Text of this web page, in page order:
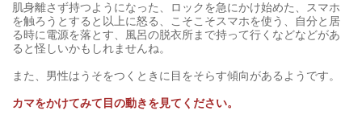
肌身離さず持つようになった、ロックを急にかけ始めた、スマホ
を触ろうとすると以上に怒る、こそこそスマホを使う、自分と居
る時に電源を落とす、風呂の脱衣所まで持って行くなどなどがあ
ると怪しいかもしれませんね。
また、男性はうそをつくときに目をそらす傾向があるようです。
カマをかけてみて目の動きを見てください。